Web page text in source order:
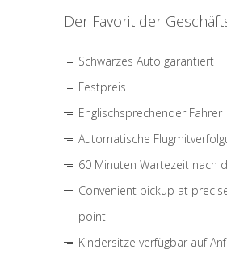
Der Favorit der
Schwarzes Auto garantiert
Festpreis
Englischsprechender Fahrer
Automatische
60 Minuten Wartezeit nach
Convenient pickup at
point
Kindersitze verfügbar auf